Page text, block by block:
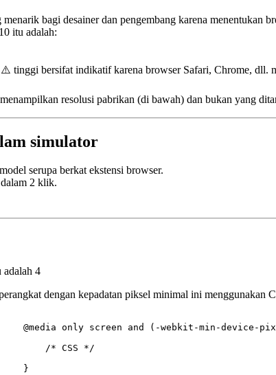
bagi desainer dan pengembang karena menentukan
itu adalah:
tinggi bersifat indikatif karena browser Safari, Chrome, dll.
resolusi pabrikan (di bawah) dan bukan yang
simulator
serupa berkat ekstensi browser.
2 klik.
adalah 4
dengan kepadatan piksel minimal ini menggunakan
@media only screen and (-webkit-min-device-
/* CSS */
}